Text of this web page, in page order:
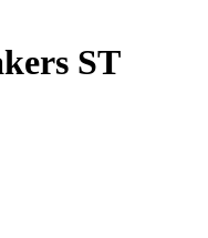
ST